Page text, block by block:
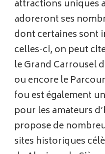
attractions uniques
adoreront ses
dont certaines sont
celles-ci, on peut
le Grand Carrousel
ou encore le
fou est également
pour les amateurs
propose de
sites historiques